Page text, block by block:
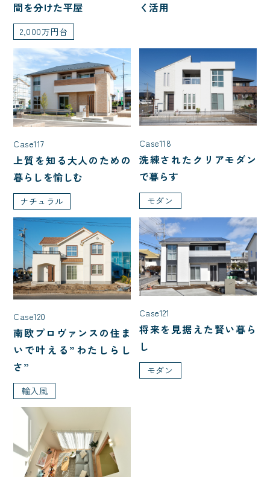
間を分けた平屋
2,000万円台
く活用
Case117
上質を知る大人のための
暮らしを愉しむ
ナチュラル
Case118
洗練されたクリアモダン
で暮らす
モダン
Case120
南欧プロヴァンスの住ま
いで叶える”わたしらし
さ”
輸入風
Case121
将来を見据えた賢い暮ら
し
モダン
40代で建てた家
50代で建てた家
20代で建てた家
入居人数
5人以上
夫婦2人暮らし
3人家族(子ども1人)
4人家族(子ども2人)
階数
平屋 1.5階建て 2階建て
種類
店舗併用住宅
特殊建築
二世帯住宅
屋根型
入母屋
切妻